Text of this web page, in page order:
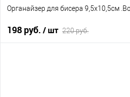
Органайзер для бисера 9,5х10,5см
198 руб. / шт 220 руб.